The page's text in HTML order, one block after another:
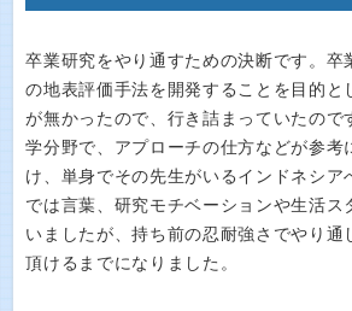
卒業研究をやり通すための決断です。卒
の地表評価手法を開発することを目的と
が無かったので、行き詰まっていたので
学分野で、アプローチの仕方などが参考
け、単身でその先生がいるインドネシア
では言葉、研究モチベーションや生活ス
いましたが、持ち前の忍耐強さでやり通
頂けるまでになりました。